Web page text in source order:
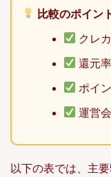
比較のポイン
クレ
還元
ポイ
運営
以下の表では、主